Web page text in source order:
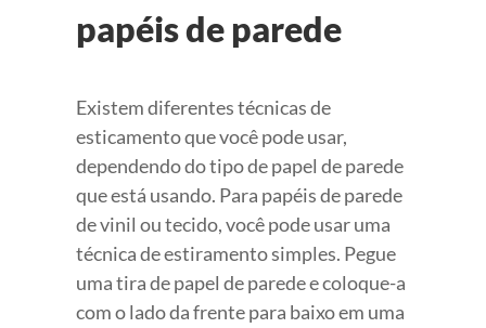
papéis de parede
Existem diferentes técnicas de
esticamento que você pode usar,
dependendo do tipo de papel de parede
que está usando. Para papéis de parede
de vinil ou tecido, você pode usar uma
técnica de estiramento simples. Pegue
uma tira de papel de parede e coloque-a
com o lado da frente para baixo em uma